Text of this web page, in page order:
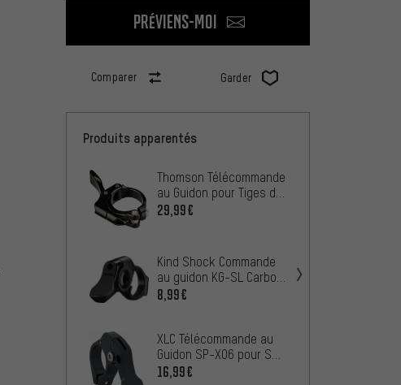
Préviens-moi
Comparer Garder
Produits apparentés
Thomson Télécommande
au Guidon pour Tiges de
Selle Télescopiques
29,99€
Kind Shock Commande
au guidon KG-SL Carbon
Double Clamp –
8,99€
XLC Télécommande au
Guidon SP-X06 pour SP-
T08/SP-T10/SP-
16,99€